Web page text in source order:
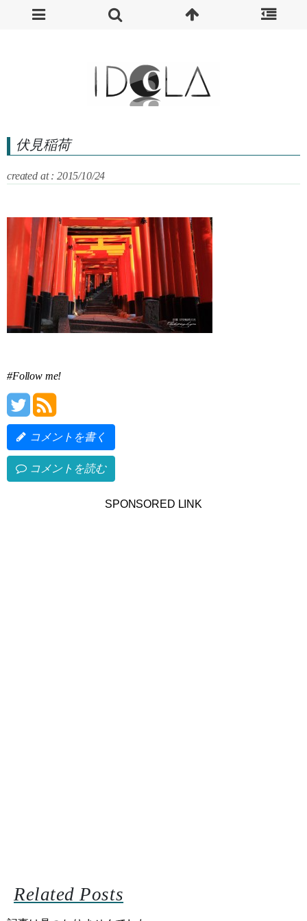
伏見稲荷
created at : 2015/10/24
#Follow me!
コメントを書く
コメントを読む
SPONSORED LINK
Related Posts